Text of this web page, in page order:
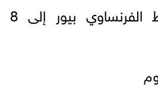
ووصل سعر البط الفرنساوي بيور إلى 8